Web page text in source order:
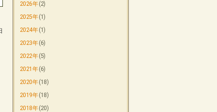
2026年(2)
2025年(1)
2024年(1)
2023年(6)
2022年(5)
2021年(6)
2020年(18)
2019年(18)
2018年(20)